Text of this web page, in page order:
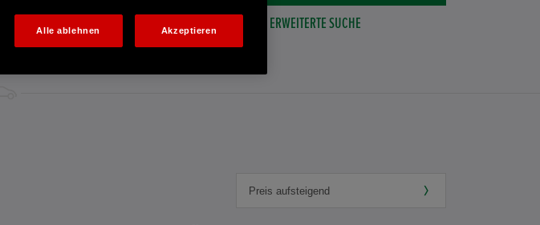
ERWEITERTE SUCHE
Alle ablehnen Akzeptieren